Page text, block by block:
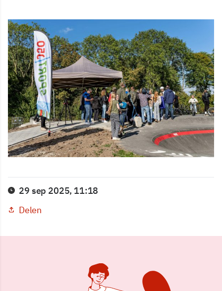
29 sep 2025, 11:18
Delen